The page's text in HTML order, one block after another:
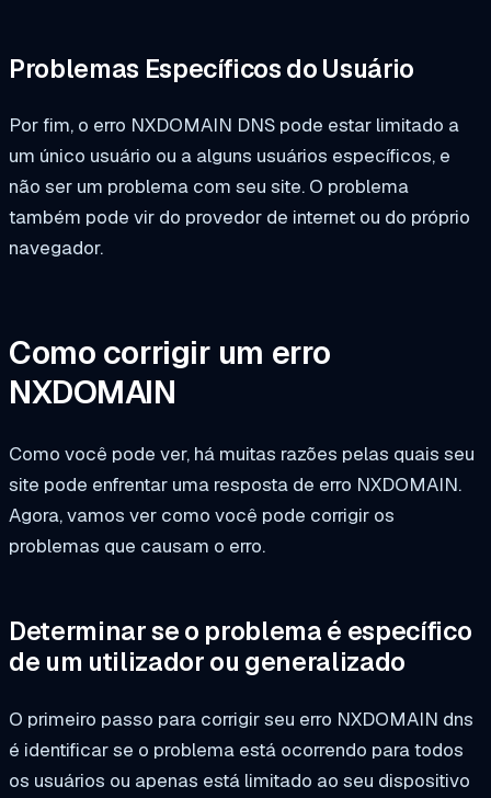
Problemas Específicos do Usuário
Por fim, o erro NXDOMAIN DNS pode estar limitado a
um único usuário ou a alguns usuários específicos, e
não ser um problema com seu site. O problema
também pode vir do provedor de internet ou do próprio
navegador.
Como corrigir um erro
NXDOMAIN
Como você pode ver, há muitas razões pelas quais seu
site pode enfrentar uma resposta de erro NXDOMAIN.
Agora, vamos ver como você pode corrigir os
problemas que causam o erro.
Determinar se o problema é específico
de um utilizador ou generalizado
O primeiro passo para corrigir seu erro NXDOMAIN dns
é identificar se o problema está ocorrendo para todos
os usuários ou apenas está limitado ao seu dispositivo